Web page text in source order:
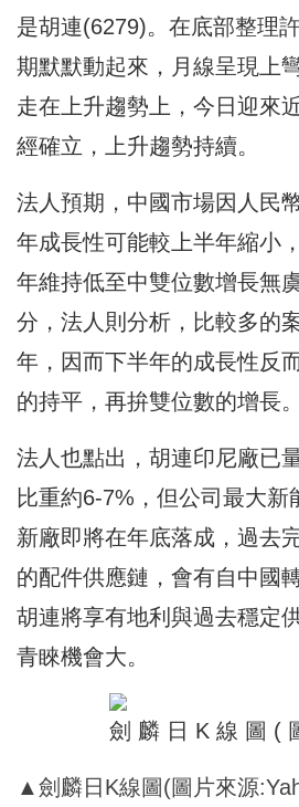
是胡連(6279)。在底部整理
期默默動起來，月線呈現上
走在上升趨勢上，今日迎來
經確立，上升趨勢持續。
法人預期，中國市場因人民
年成長性可能較上半年縮小
年維持低至中雙位數增長無
分，法人則分析，比較多的
年，因而下半年的成長性反
的持平，再拚雙位數的增長。
法人也點出，胡連印尼廠已
比重約6-7%，但公司最大新
新廠即將在年底落成，過去
的配件供應鏈，會有自中國
胡連將享有地利與過去穩定
青睞機會大。
▲劍麟日K線圖(圖片來源